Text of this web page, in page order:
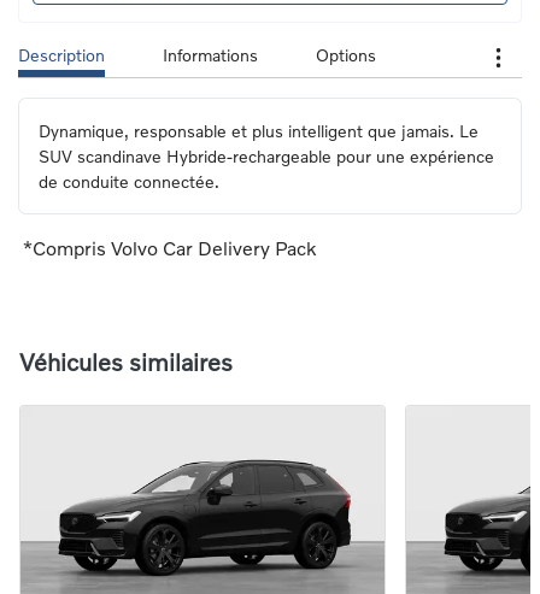
Description Informations Options
Dynamique, responsable et plus intelligent que jamais. Le
SUV scandinave Hybride-rechargeable pour une expérience
de conduite connectée.
*Compris Volvo Car Delivery Pack
Véhicules similaires